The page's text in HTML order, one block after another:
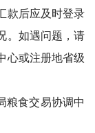
款后应及时登录
。如遇问题，请
心或注册地省级
粮食交易协调中